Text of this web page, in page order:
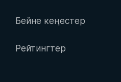
Бейне кеңестер
Рейтингтер